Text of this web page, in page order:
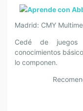
Madrid: CMY
Cedé de juegos
conocimientos
lo componen.